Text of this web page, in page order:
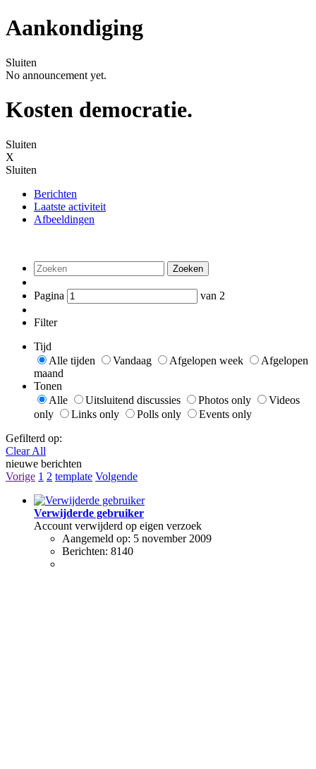
Aankondiging
Sluiten
No announcement yet.
Kosten democratie.
Sluiten
X
Sluiten
Berichten
Laatste activiteit
Afbeeldingen
Zoeken
Pagina van 2
Filter
Tijd
Alle tijden
Vandaag Afgelopen week
Afgelopen
maand
Tonen
Alle
Uitsluitend discussies Photos only
Videos
only
Links only Polls only
Events only
Gefilterd op:
Clear All
nieuwe berichten
Vorige 1 2 template Volgende
Verwijderde gebruiker
Account verwijderd op eigen verzoek
Aangemeld op: 5 november 2009
Berichten: 8140